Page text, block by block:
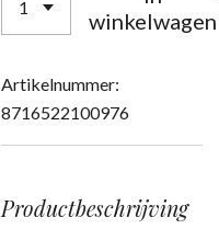
winkelwagen
Artikelnummer:
8716522100976
Productbeschrijving